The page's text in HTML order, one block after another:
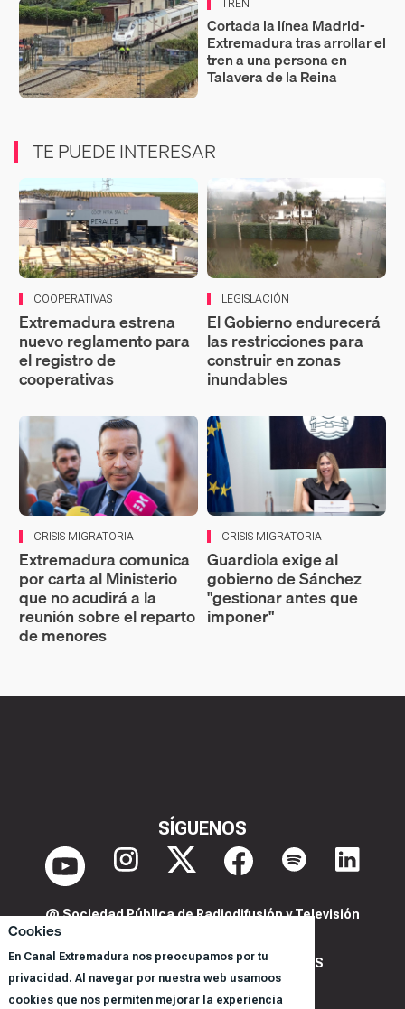
Cookies
En Canal Extremadura nos preocupamos por tu
privacidad. Al navegar por nuestra web usamoos
cookies que nos permiten mejorar la experiencia
TREN
Cortada la línea Madrid-
Extremadura tras arrollar el
tren a una persona en
Talavera de la Reina
TE PUEDE INTERESAR
COOPERATIVAS
Extremadura estrena
nuevo reglamento para
el registro de
cooperativas
LEGISLACIÓN
El Gobierno endurecerá
las restricciones para
construir en zonas
inundables
CRISIS MIGRATORIA
Extremadura comunica
por carta al Ministerio
que no acudirá a la
reunión sobre el reparto
de menores
CRISIS MIGRATORIA
Guardiola exige al
gobierno de Sánchez
"gestionar antes que
imponer"
SÍGUENOS
@ Sociedad Pública de Radiodifusión y Televisión
POLITICA DE PRIVACIDAD Y COOKIES